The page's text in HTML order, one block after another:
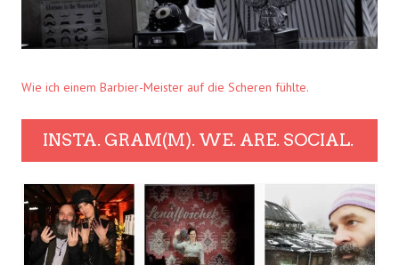
Wie ich einem Barbier-Meister auf die Scheren fühlte.
INSTA. GRAM(M). WE. ARE. SOCIAL.